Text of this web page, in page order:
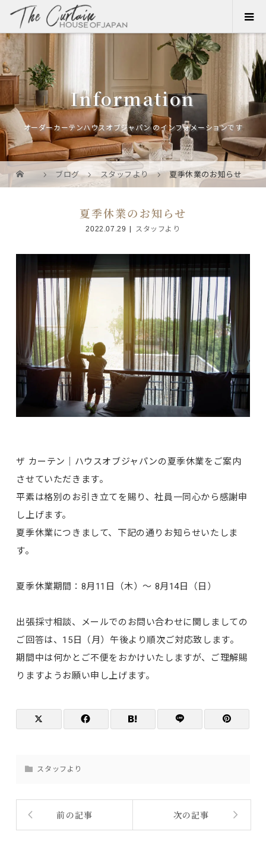
Information
オーダーカーテンハウスオブジャパン のインフォメーションです
ブログ スタッフより 夏季休業のお知らせ
夏季休業のお知らせ
2022.07.29 スタッフより
ザ カーテン｜ハウスオブジャパンの夏季休業をご案内
させていただきます。
平素は格別のお引き立てを賜り、社員一同心から感謝申
し上げます。
夏季休業につきまして、下記の通りお知らせいたしま
す。
夏季休業期間：8月11日（木）～ 8月14日（日）
出張採寸相談、メールでのお問い合わせに関しましての
ご回答は、15日（月）午後より順次ご対応致します。
期間中は何かとご不便をおかけいたしますが、ご理解賜
りますようお願い申し上げます。
スタッフより
前の記事 次の記事